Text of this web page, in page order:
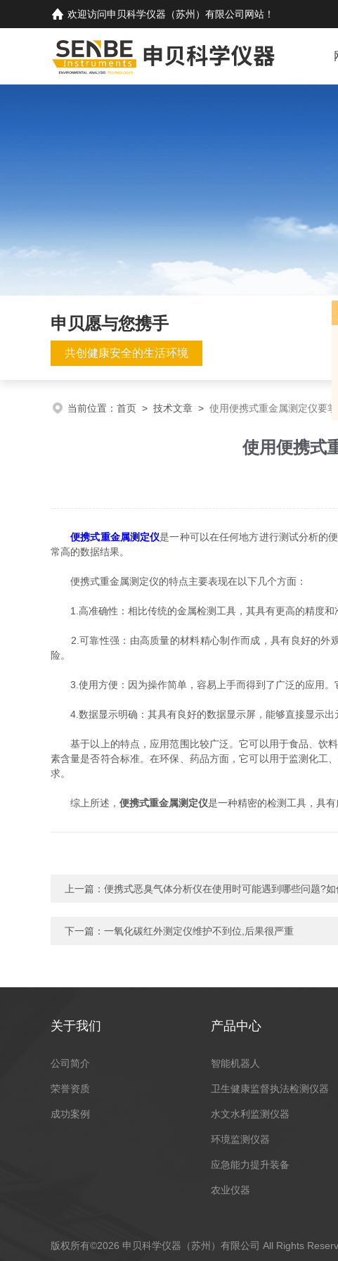
欢迎访问申贝科学仪器（苏州）有限公司 网站！
申贝愿与您携手
共创健康安全的生活环境
当前位置： 首页 > 技术文章 > 使用便携式重金属测定仪要
使用便携式
便携式重金属测定仪是一种可以在任何地方进行测试分析的
常高的数据结果。
便携式重金属测定仪的特点主要表现在以下几个方面：
1.高准确性：相比传统的金属检测工具，其具有更高的精度和
2.可靠性强：由高质量的材料精心制作而成，具有良好的外
险。
3.使用方便：因为操作简单，容易上手而得到了广泛的应用。
4.数据显示明确：其具有良好的数据显示屏，能够直接显示出
基于以上的特点，应用范围比较广泛。它可以用于食品、饮料
素含量是否符合标准。在环保、药品方面，它可以用于监测化工
求。
综上所述， 便携式重金属测定仪是一种精密的检测工具，具
上一篇： 便携式恶臭气体分析仪在使用时可能遇到哪些问题?
下一篇： 一氧化碳红外测定仪维护不到位,后果很严重
关于我们
公司简介
荣誉资质
成功案例
产品中心
智能机器人
卫生健康监督执法检测仪器
水文水利监测仪器
环境监测仪器
应急能力提升装备
农业仪器
实验室分析仪器
版权所有©2026 申贝科学仪器（苏州）有限公司 All Rights